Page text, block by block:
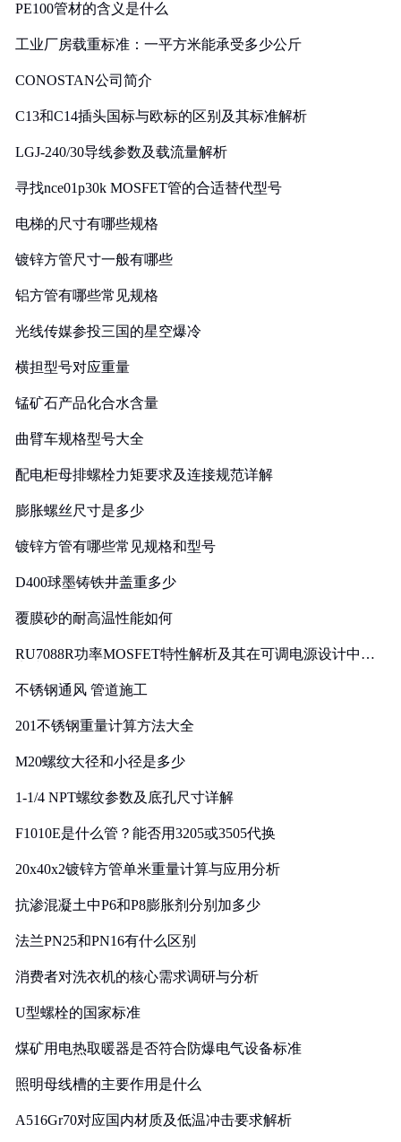
PE100管材的含义是什么
工业厂房载重标准：一平方米能承受多少公斤
CONOSTAN公司简介
C13和C14插头国标与欧标的区别及其标准解析
LGJ-240/30导线参数及载流量解析
寻找nce01p30k MOSFET管的合适替代型号
电梯的尺寸有哪些规格
镀锌方管尺寸一般有哪些
铝方管有哪些常见规格
光线传媒参投三国的星空爆冷
横担型号对应重量
锰矿石产品化合水含量
曲臂车规格型号大全
配电柜母排螺栓力矩要求及连接规范详解
膨胀螺丝尺寸是多少
镀锌方管有哪些常见规格和型号
D400球墨铸铁井盖重多少
覆膜砂的耐高温性能如何
RU7088R功率MOSFET特性解析及其在可调电源设计中的
不锈钢通风 管道施工
201不锈钢重量计算方法大全
M20螺纹大径和小径是多少
1-1/4 NPT螺纹参数及底孔尺寸详解
F1010E是什么管？能否用3205或3505代换
20x40x2镀锌方管单米重量计算与应用分析
抗渗混凝土中P6和P8膨胀剂分别加多少
法兰PN25和PN16有什么区别
消费者对洗衣机的核心需求调研与分析
U型螺栓的国家标准
煤矿用电热取暖器是否符合防爆电气设备标准
照明母线槽的主要作用是什么
A516Gr70对应国内材质及低温冲击要求解析